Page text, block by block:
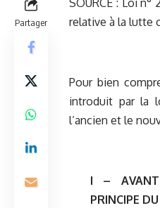
Partager
SOURCE : Loi n°
relative à la lutte
Pour bien
introduit par la
l’ancien et le
I –
PRINCIPE